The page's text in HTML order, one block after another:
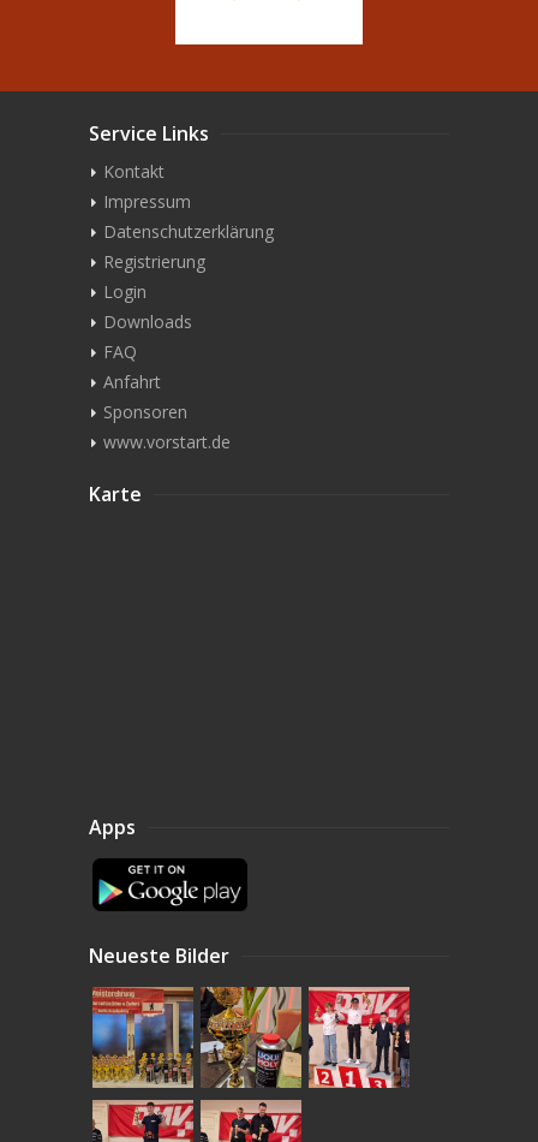
Service Links
Kontakt
Impressum
Datenschutzerklärung
Registrierung
Login
Downloads
FAQ
Anfahrt
Sponsoren
www.vorstart.de
Karte
Apps
Neueste Bilder